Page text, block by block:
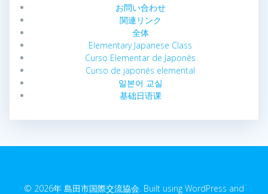
お問い合わせ
関連リンク
全体
Elementary Japanese Class
Curso Elementar de Japonês
Curso de japonés elemental
일본어 교실
基础日语课
© 2026年 島田市国際交流協会. Built using WordPress and